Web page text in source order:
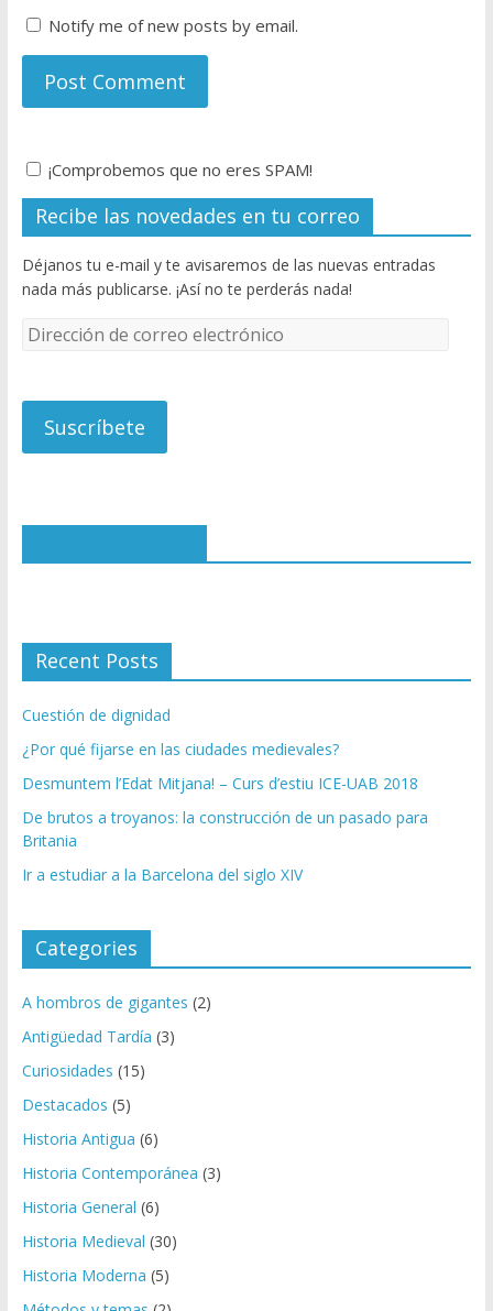
Notify me of new posts by email.
¡Comprobemos que no eres SPAM!
Recibe las novedades en tu correo
Déjanos tu e-mail y te avisaremos de las nuevas entradas
nada más publicarse. ¡Así no te perderás nada!
D
e
c
n
r
o
e
e
c
t
ó
i
Recent Posts
Cuestión de dignidad
¿Por qué fijarse en las ciudades medievales?
Desmuntem l’Edat Mitjana! – Curs d’estiu ICE-UAB 2018
De brutos a troyanos: la construcción de un pasado para
Britania
Ir a estudiar a la Barcelona del siglo XIV
Categories
A hombros de gigantes (2)
Antigüedad Tardía (3)
Curiosidades (15)
Destacados (5)
Historia Antigua (6)
Historia Contemporánea (3)
Historia General (6)
Historia Medieval (30)
Historia Moderna (5)